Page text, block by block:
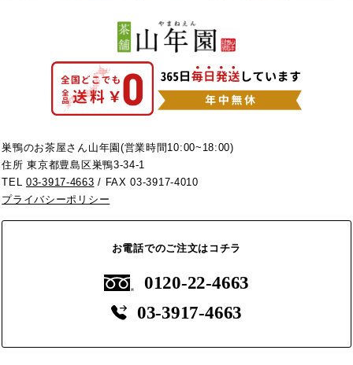
巣鴨のお茶屋さん山年園(営業時間10:00~18:00)
住所 東京都豊島区巣鴨3-34-1
TEL03-3917-4663 / FAX 03-3917-4010
プライバシーポリシー
お電話でのご注文はコチラ
0120-22-4663
03-3917-4663